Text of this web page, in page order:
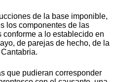
de la base imponible,
los componentes de las
a lo establecido en
de parejas de hecho, de la
que pudieran corresponder